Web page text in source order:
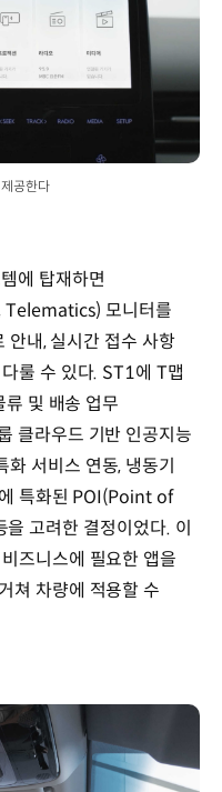
공한다
에 탑재하면
모니터를
안내, 실시간 접수 사항
룰 수 있다. ST1에 T맵
및 배송 업무
클라우드 기반 인공지능
서비스 연동, 냉동기
특화된 POI(Point of
고려한 결정이었다. 이
즈니스에 필요한 앱을
쳐 차량에 적용할 수